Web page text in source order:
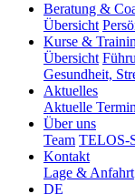
Beratung &
Übersicht
Kurse &
Übersicht
Gesundheit,
Aktuelles
Aktuelle
Über uns
Team TELOS-
Kontakt
Lage & Anfahrt
DE